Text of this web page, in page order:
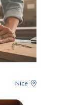
Nice